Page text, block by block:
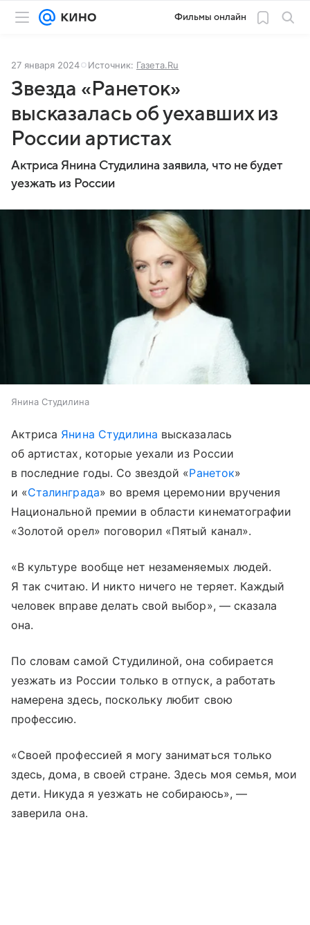
Фильмы онлайн
27 января 2024 Источник: Газета.Ru
Звезда «Ранеток»
высказалась об уехавших из
России артистах
Актриса Янина Студилина заявила, что не будет
уезжать из России
Янина Студилина
Актриса Янина Студилина высказалась
об артистах, которые уехали из России
в последние годы. Со звездой «Ранеток»
и «Сталинграда» во время церемонии вручения
Национальной премии в области кинематографии
«Золотой орел» поговорил «Пятый канал».
«В культуре вообще нет незаменяемых людей.
Я так считаю. И никто ничего не теряет. Каждый
человек вправе делать свой выбор», — сказала
она.
По словам самой Студилиной, она собирается
уезжать из России только в отпуск, а работать
намерена здесь, поскольку любит свою
профессию.
«Своей профессией я могу заниматься только
здесь, дома, в своей стране. Здесь моя семья, мои
дети. Никуда я уезжать не собираюсь», —
заверила она.